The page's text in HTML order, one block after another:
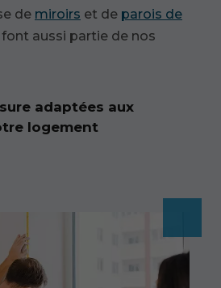
de miroirs et de parois de
aussi partie de nos
adaptées aux
logement